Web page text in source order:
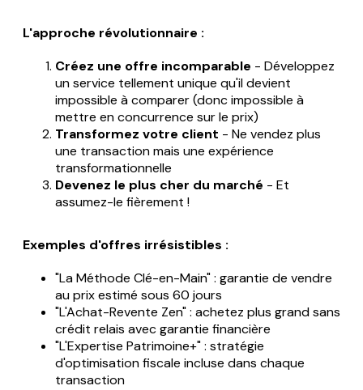
L'approche révolutionnaire :
Créez une offre incomparable - Développez
un service tellement unique qu'il devient
impossible à comparer (donc impossible à
mettre en concurrence sur le prix)
Transformez votre client - Ne vendez plus
une transaction mais une expérience
transformationnelle
Devenez le plus cher du marché - Et
assumez-le fièrement !
Exemples d'offres irrésistibles :
"La Méthode Clé-en-Main" : garantie de vendre
au prix estimé sous 60 jours
"L'Achat-Revente Zen" : achetez plus grand sans
crédit relais avec garantie financière
"L'Expertise Patrimoine+" : stratégie
d'optimisation fiscale incluse dans chaque
transaction